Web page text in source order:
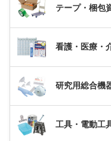
テープ・梱包
看護・医療・
研究用総合機
工具・電動工